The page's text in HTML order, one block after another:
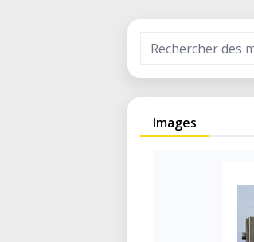
Images